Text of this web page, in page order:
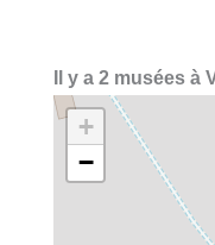
Il y a 2 musées à
+
−